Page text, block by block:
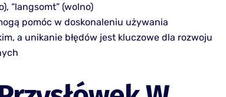
“langsomt” (wolno)
pomóc w doskonaleniu używania
a unikanie błędów jest kluczowe dla rozwoju